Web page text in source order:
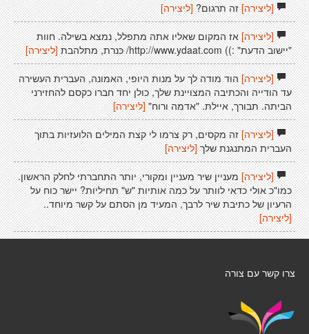
[ליצירה]זה תרגום? [ליצירה]
[ליצירה]אז המקום שאליו אתה מתפלל, נמצא בשילֹה. חוות
"יישוב הדעת" :)) http://www.ydaat.com/ כּנרת, מתלהבת
[ליצירה]
[ליצירה]הוד מודה לך על מנות היופי, האמונה, העברית העשירה
עד הודייה והכתיבה המצויינת שלך, כולן יחד חברו כקסם להחזירני
הביתה. תבורך, איילת. "אדמה ורוח" [ליצירה]
[ליצירה]זה מקסים, רק צרמו לי קצת המילים הלועזיות בתוך
העברית המתנגנת שלך [ליצירה]
[ליצירה]מעניין שיר מעניין ומקורי, יותר התחברתי לחלק הראשון.
כמו"כ אולי כדאי לוותר על כמה אותיות "ש" תחיליות? יישר כוח על
הרעיון של כתיבת שיר לרבך, המעיד מן הסתם על קשר מיוחד..
[ליצירה]
צרו קשר עם צורה